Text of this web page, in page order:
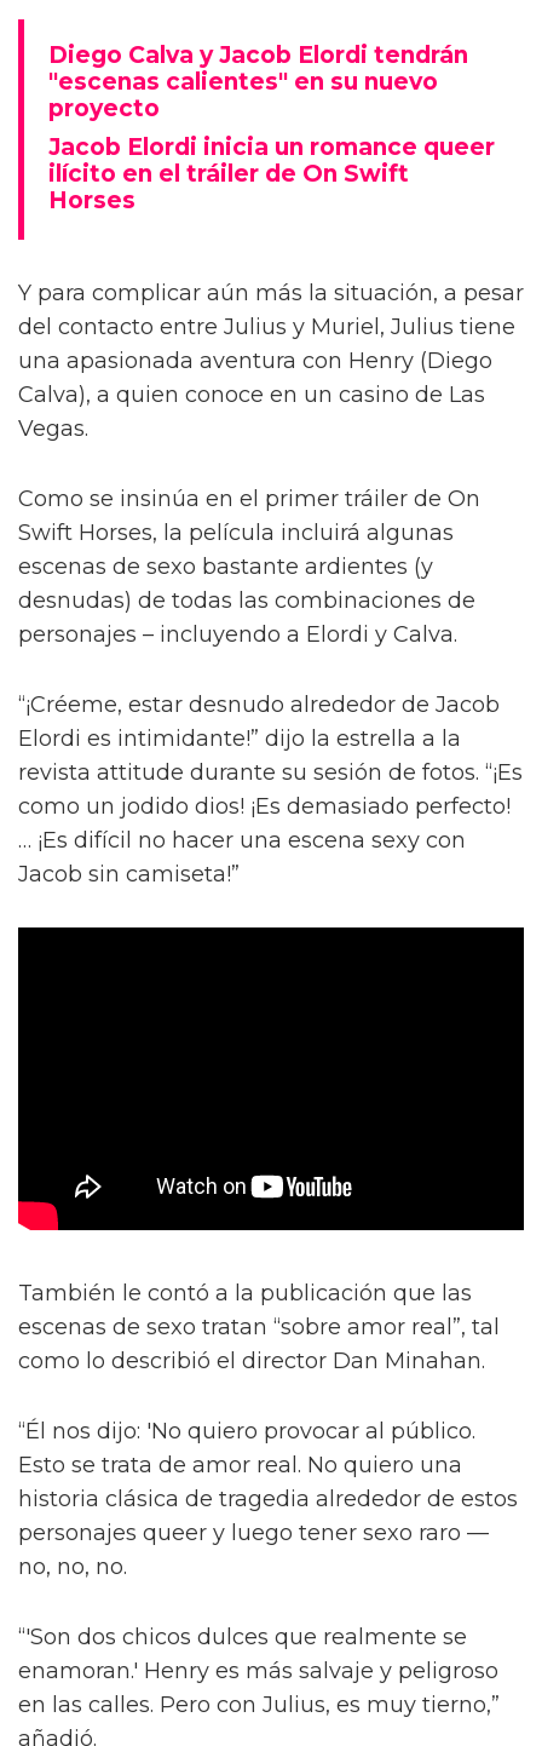
Diego Calva y Jacob Elordi tendrán
"escenas calientes" en su nuevo
proyecto
Jacob Elordi inicia un romance queer
ilícito en el tráiler de On Swift
Horses
Y para complicar aún más la situación, a pesar
del contacto entre Julius y Muriel, Julius tiene
una apasionada aventura con Henry (Diego
Calva), a quien conoce en un casino de Las
Vegas.
Como se insinúa en el primer tráiler de On
Swift Horses, la película incluirá algunas
escenas de sexo bastante ardientes (y
desnudas) de todas las combinaciones de
personajes – incluyendo a Elordi y Calva.
“¡Créeme, estar desnudo alrededor de Jacob
Elordi es intimidante!” dijo la estrella a la
revista attitude durante su sesión de fotos. “¡Es
como un jodido dios! ¡Es demasiado perfecto!
… ¡Es difícil no hacer una escena sexy con
Jacob sin camiseta!”
También le contó a la publicación que las
escenas de sexo tratan “sobre amor real”, tal
como lo describió el director Dan Minahan.
“Él nos dijo: 'No quiero provocar al público.
Esto se trata de amor real. No quiero una
historia clásica de tragedia alrededor de estos
personajes queer y luego tener sexo raro —
no, no, no.
“'Son dos chicos dulces que realmente se
enamoran.' Henry es más salvaje y peligroso
en las calles. Pero con Julius, es muy tierno,”
añadió.